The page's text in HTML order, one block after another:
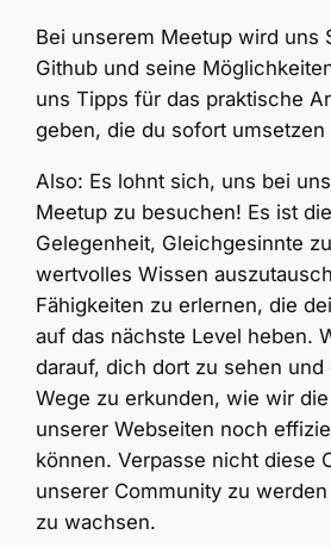
Bei unserem Meetup wird uns
Github und seine
uns Tipps für das praktische
geben, die du sofort umsetzen
Also: Es lohnt sich, uns bei
Meetup zu besuchen! Es ist
Gelegenheit, Gleichgesinnte
wertvolles Wissen
Fähigkeiten zu erlernen, die
auf das nächste Level heben.
darauf, dich dort zu sehen und
Wege zu erkunden, wie wir
unserer Webseiten noch
können. Verpasse nicht diese
unserer Community zu
zu wachsen.